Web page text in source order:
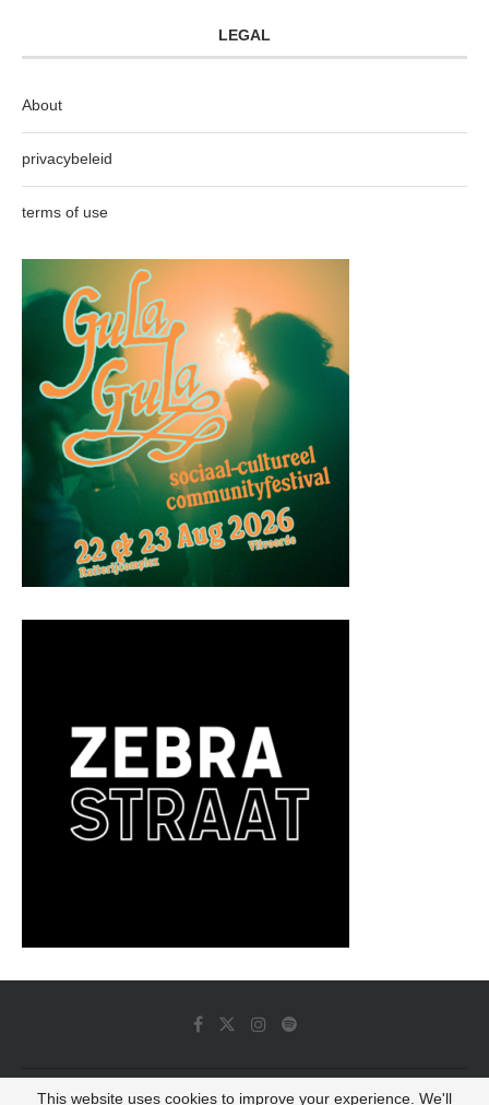
LEGAL
About
privacybeleid
terms of use
© 2022 - Luminous Dash All Rights Reserved
This website uses cookies to improve your experience. We'll